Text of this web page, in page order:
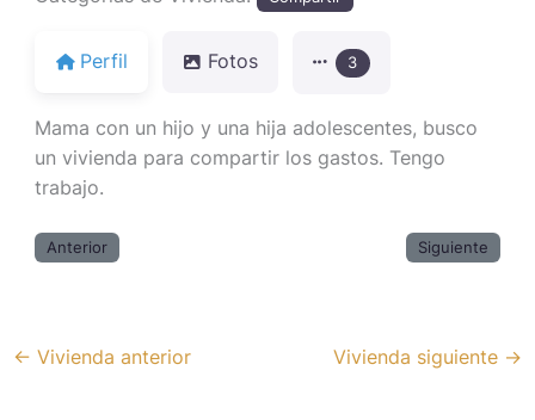
Perfil Fotos 3
Mama con un hijo y una hija adolescentes, busco
un vivienda para compartir los gastos. Tengo
trabajo.
Anterior Siguiente
← Vivienda anterior Vivienda siguiente →